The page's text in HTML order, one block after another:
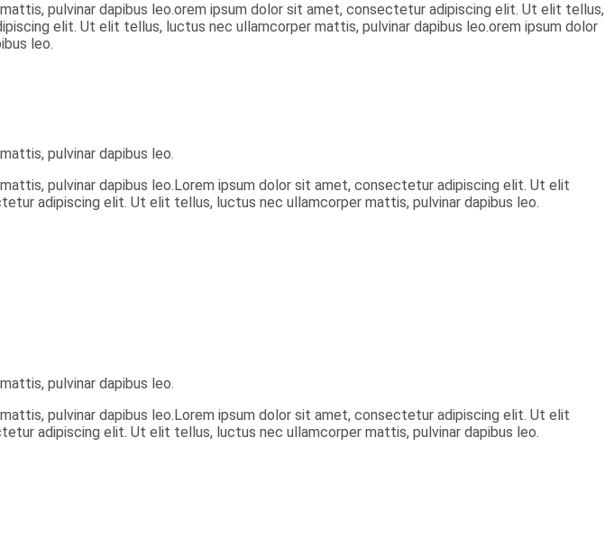
pulvinar dapibus leo.orem ipsum dolor sit amet, consectetur adipiscing elit. Ut elit tellus,
elit. Ut elit tellus, luctus nec ullamcorper mattis, pulvinar dapibus leo.orem ipsum dolor
leo.
pulvinar dapibus leo.
pulvinar dapibus leo.Lorem ipsum dolor sit amet, consectetur adipiscing elit. Ut elit
adipiscing elit. Ut elit tellus, luctus nec ullamcorper mattis, pulvinar dapibus leo.
pulvinar dapibus leo.
pulvinar dapibus leo.Lorem ipsum dolor sit amet, consectetur adipiscing elit. Ut elit
adipiscing elit. Ut elit tellus, luctus nec ullamcorper mattis, pulvinar dapibus leo.